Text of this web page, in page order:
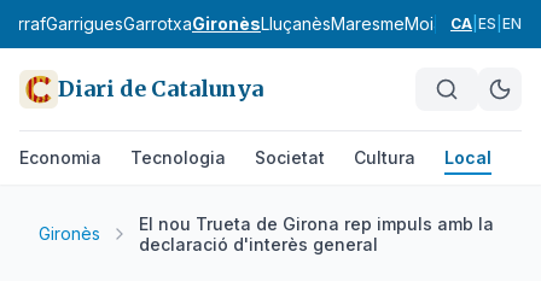
GarriguesGarrotxaGironèsLluçanèsMaresmeMoianès Montsià
CA ES EN
Diari de Catalunya
Economia Tecnologia Societat Cultura Local
Gironès
El nou Trueta de Girona rep impuls amb la
declaració d'interès general